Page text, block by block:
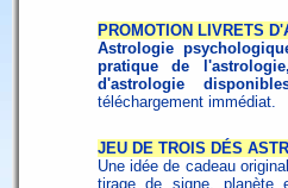
PROMOTION LIVRETS
Astrologie
pratique de
d'astrologie
téléchargement immédiat.
JEU DE TROIS DÉS
Une idée de cadeau
tirage de signe, planète